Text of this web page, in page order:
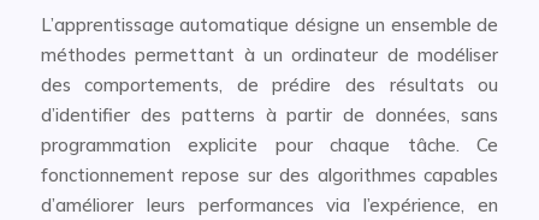
L’apprentissage automatique désigne un ensemble de
méthodes permettant à un ordinateur de modéliser
des comportements, de prédire des résultats ou
d’identifier des patterns à partir de données, sans
programmation explicite pour chaque tâche. Ce
fonctionnement repose sur des algorithmes capables
d’améliorer leurs performances via l’expérience, en